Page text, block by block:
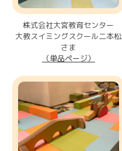
株式会社大宮教育センター
大教スイミングスクール二本松
さま
（単品ページ）